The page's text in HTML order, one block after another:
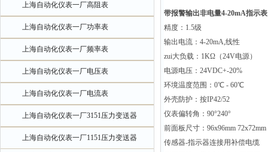
上海自动化仪表一厂高阻表
上海自动化仪表一厂功率表
上海自动化仪表一厂频率表
上海自动化仪表一厂电压表
上海自动化仪表一厂电流表
上海自动化仪表一厂3151压力变送器
上海自动化仪表一厂1151压力变送器
带报警输出非电量4-20mA指示
精度：1.5级
输出电流：4-20mA,线性
zui大负载：1KΩ（24V电源）
电源电压：24VDC+-20%
环境温度范围：0℃ - 60℃
外壳防护：按IP42/52
仪表偏转角：90°240°
前面板尺寸：96x96mm 72x72mm
传感器-指示器连接用补偿电缆